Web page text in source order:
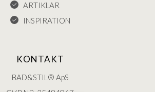
ARTIKLAR
INSPIRATION
KONTAKT
BAD&STIL® ApS